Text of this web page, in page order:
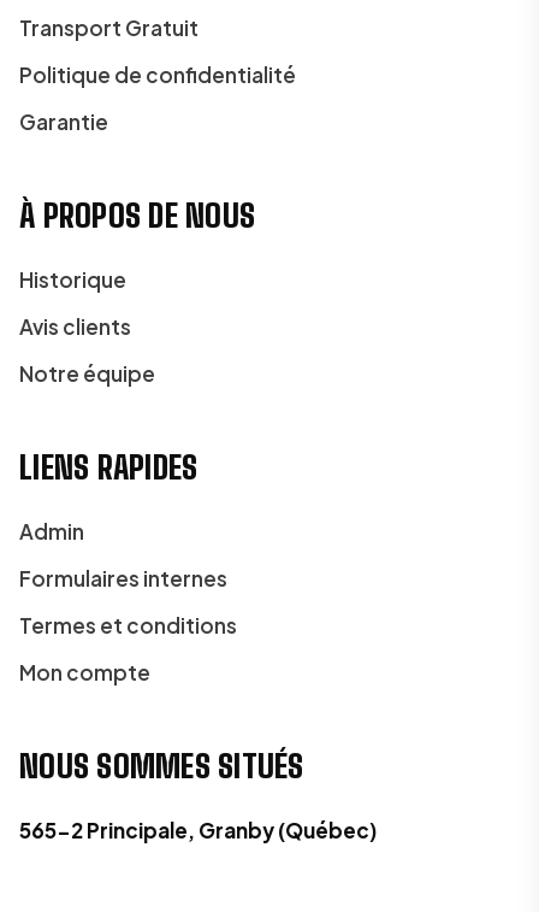
Transport Gratuit
Politique de confidentialité
Garantie
À PROPOS DE NOUS
Historique
Avis clients
Notre équipe
LIENS RAPIDES
Admin
Formulaires internes
Termes et conditions
Mon compte
NOUS SOMMES SITUÉS
565-2 Principale, Granby (Québec)